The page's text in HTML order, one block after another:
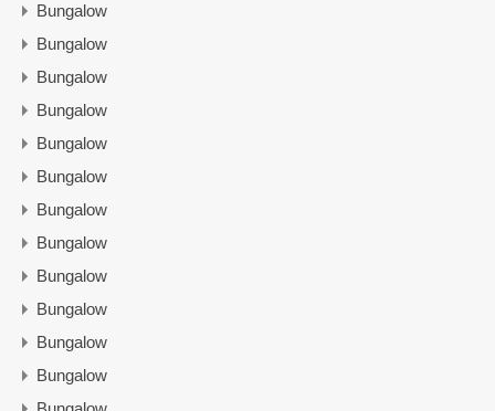
Bungalow
Bungalow
Bungalow
Bungalow
Bungalow
Bungalow
Bungalow
Bungalow
Bungalow
Bungalow
Bungalow
Bungalow